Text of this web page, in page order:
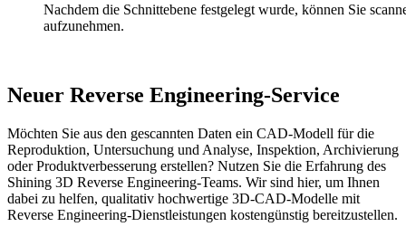
Nachdem die Schnittebene festgelegt wurde, können Sie
aufzunehmen.
Neuer Reverse Engineering-Service
Möchten Sie aus den gescannten Daten ein CAD-Modell für die
Reproduktion, Untersuchung und Analyse, Inspektion, Archivierung
oder Produktverbesserung erstellen? Nutzen Sie die Erfahrung des
Shining 3D Reverse Engineering-Teams. Wir sind hier, um Ihnen
dabei zu helfen, qualitativ hochwertige 3D-CAD-Modelle mit
Reverse Engineering-Dienstleistungen kostengünstig bereitzustellen.